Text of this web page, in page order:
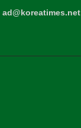
ad@koreatimes.net